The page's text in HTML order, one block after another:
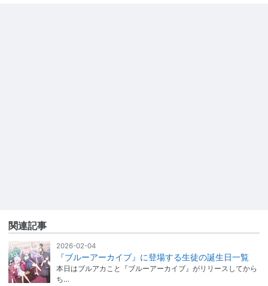
関連記事
2026-02-04
『ブルーアーカイブ』に登場する生徒の誕生日一覧
本日はブルアカこと『ブルーアーカイブ』がリリースしてから
ち…